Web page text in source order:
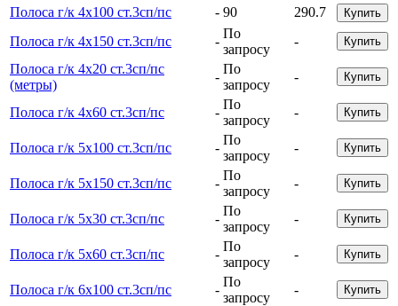
Полоса г/к 4х100 ст.3сп/пс - 90 290.7 Купить
Полоса г/к 4х150 ст.3сп/пс -
По
запросу
- Купить
Полоса г/к 4х20 ст.3сп/пс
(метры)
-
По
запросу
- Купить
Полоса г/к 4х60 ст.3сп/пс -
По
запросу
- Купить
Полоса г/к 5х100 ст.3сп/пс -
По
запросу
- Купить
Полоса г/к 5х150 ст.3сп/пс -
По
запросу
- Купить
Полоса г/к 5х30 ст.3сп/пс -
По
запросу
- Купить
Полоса г/к 5х60 ст.3сп/пс -
По
запросу
- Купить
Полоса г/к 6х100 ст.3сп/пс -
По
запросу
- Купить